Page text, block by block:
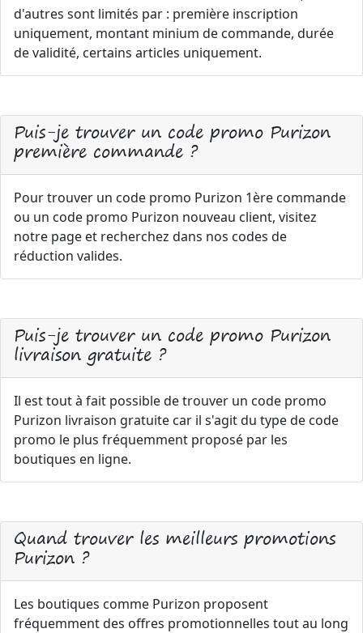
d'autres sont limités par : première inscription
uniquement, montant minium de commande, durée
de validité, certains articles uniquement.
Puis-je trouver un code promo Purizon
première commande ?
Pour trouver un code promo Purizon 1ère commande
ou un code promo Purizon nouveau client, visitez
notre page et recherchez dans nos codes de
réduction valides.
Puis-je trouver un code promo Purizon
livraison gratuite ?
Il est tout à fait possible de trouver un code promo
Purizon livraison gratuite car il s'agit du type de code
promo le plus fréquemment proposé par les
boutiques en ligne.
Quand trouver les meilleurs promotions
Purizon ?
Les boutiques comme Purizon proposent
fréquemment des offres promotionnelles tout au long